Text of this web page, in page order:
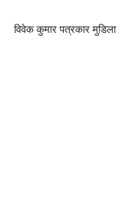
विवेक कुमार पत्रकार मुडिला